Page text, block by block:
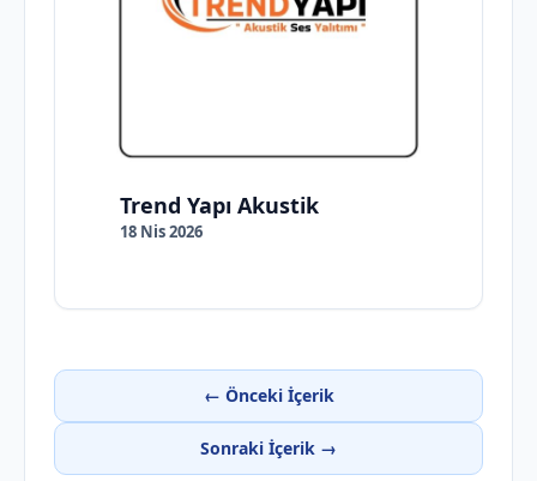
Trend Yapı Akustik
18 Nis 2026
← Önceki İçerik
Sonraki İçerik →